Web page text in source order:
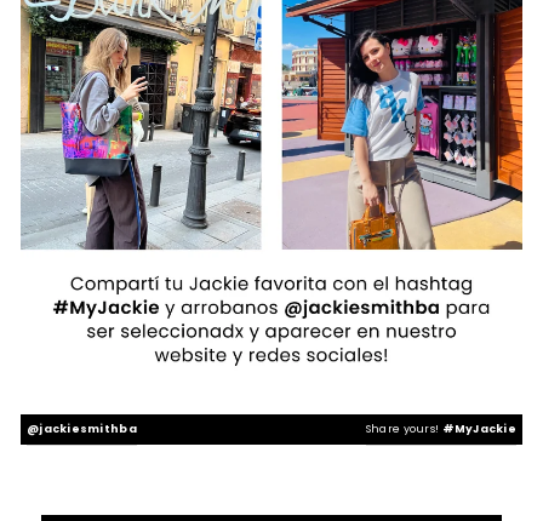
@jackiesmithba Share yours! #MyJackie